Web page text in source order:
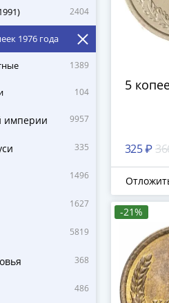
1976 года
2404
1389
104
империи 9957
335
1496
1627
5819
368
486
5
325 ₽
-21%